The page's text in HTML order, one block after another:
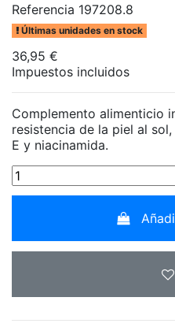
Referencia 197208.8
Últimas unidades en stock
36,95 €
Impuestos incluidos
Complemento alimenticio
resistencia de la piel al
E y niacinamida.